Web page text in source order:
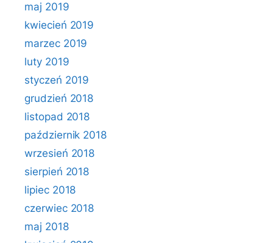
maj 2019
kwiecień 2019
marzec 2019
luty 2019
styczeń 2019
grudzień 2018
listopad 2018
październik 2018
wrzesień 2018
sierpień 2018
lipiec 2018
czerwiec 2018
maj 2018